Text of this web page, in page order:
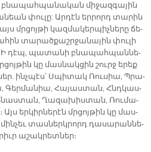
բնա­պահ­պա­նա­կան մի­ջազ­գա­յին
փու­լը: Ար­դէն եր­րորդ տա­րին
մրցոյ­թի կազ­մա­կեր­պիչ­նե­րը ճե­
տա­րա­ծքաշր­ջա­նա­յին փու­լի
Ի դէպ, պա­տա­նի բնա­պահ­պան­նե­
կը մաս­նակ­ցին շուրջ ե­րեք
ինչ­պէս՝ Սպի­տակ Ռու­սիա, Պրա­
Գեր­մա­նիա, Հա­յաս­տա­ն, Հնդկաս­
Ղա­զա­խիս­տա­ն, Ռու­մա­
եր­կիր­նե­րէն մրցոյ­թին կը մաս­
տաս­ներկ­րորդ դա­սա­րան­նե­
ա­շակ­րետ­ներ։